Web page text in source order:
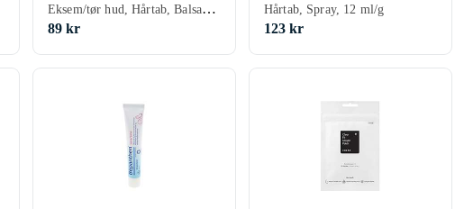
Eksem/tør hud, Hårtab, Balsam, 100 ml/g
89 kr
Hårtab, Spray, 12 ml/g
123 kr